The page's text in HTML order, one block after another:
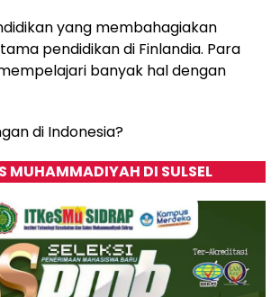
yang membahagiakan
pendidikan di Finlandia. Para
banyak hal dengan
di Indonesia?
MUHAMMADIYAH DI SULSEL